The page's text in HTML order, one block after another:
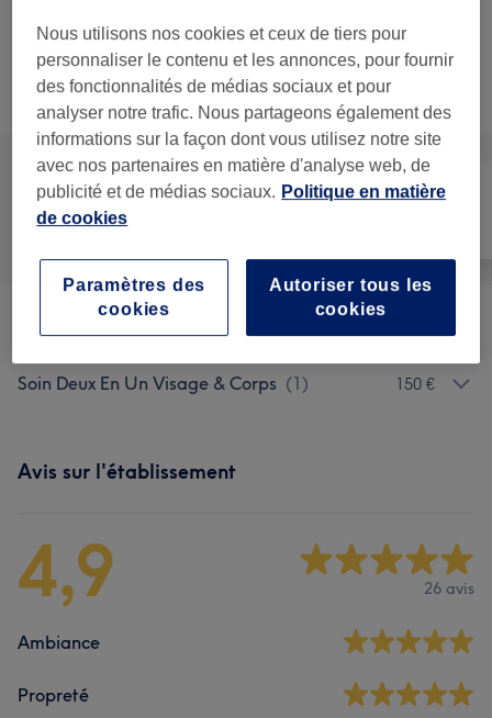
Ma prestation en détail...
Recherchez dans notre liste de prestations
Tout
Soins Du Visage (7)
Soin Deux En Un Visage & Corps (1) 150 €
Avis sur l'établissement
4,9 26 avis
Ambiance
Propreté
Nous utilisons nos cookies et ceux de tiers pour
personnaliser le contenu et les annonces, pour fournir
des fonctionnalités de médias sociaux et pour
analyser notre trafic. Nous partageons également des
informations sur la façon dont vous utilisez notre site
avec nos partenaires en matière d'analyse web, de
publicité et de médias sociaux. Politique en matière
de cookies
Autoriser tous les
cookies
Paramètres des
cookies